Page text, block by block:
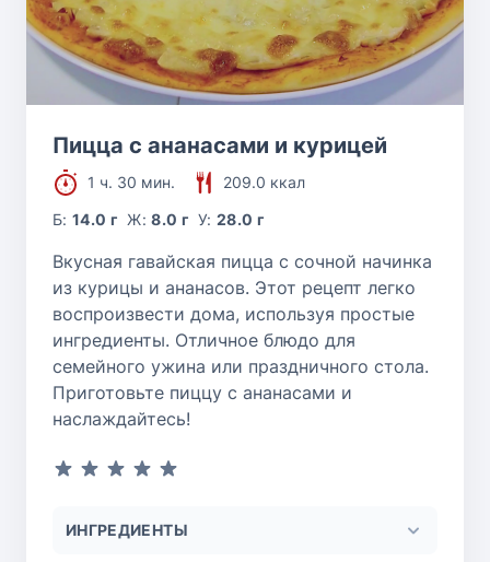
Пицца с ананасами и курицей
1 ч. 30 мин.
209.0 ккал
Б:14.0 г Ж:8.0 г У:28.0 г
Вкусная гавайская пицца с сочной начинка
из курицы и ананасов. Этот рецепт легко
воспроизвести дома, используя простые
ингредиенты. Отличное блюдо для
семейного ужина или праздничного стола.
Приготовьте пиццу с ананасами и
наслаждайтесь!
ИНГРЕДИЕНТЫ